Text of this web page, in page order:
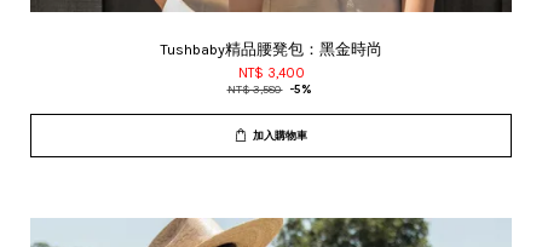
Tushbaby精品腰凳包：黑金時尚
NT$ 3,400
NT$ 3,580 -5%
加入購物車